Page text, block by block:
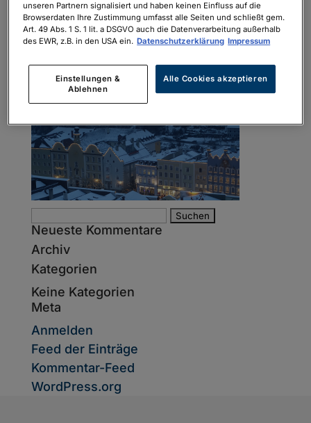
nach:
Neueste Kommentare
Archiv
Kategorien
Keine Kategorien
Meta
Anmelden
Feed der Einträge
Kommentar-Feed
WordPress.org
unseren Partnern signalisiert und haben keinen Einfluss auf die
Browserdaten Ihre Zustimmung umfasst alle Seiten und schließt gem.
Art. 49 Abs. 1 S. 1 lit. a DSGVO auch die Datenverarbeitung außerhalb
des EWR, z.B. in den USA ein. Datenschutzerklärung Impressum
Einstellungen &
Ablehnen
Alle Cookies akzeptieren